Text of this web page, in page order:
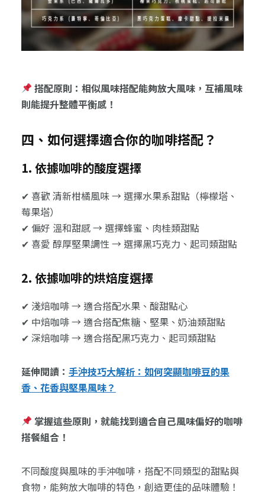
搭配原則：相似風味搭配能夠放大風味，互補風味
則能提升整體平衡感！
四、如何選擇適合你的咖啡搭配？
1. 依據咖啡的酸度選擇
✔ 喜歡 清新柑橘風味 → 選擇水果系甜點（檸檬塔、
莓果塔）
✔ 偏好 溫和甜感 → 選擇蜂蜜、肉桂類甜點
✔ 喜愛 醇厚堅果調性 → 選擇黑巧克力、起司類甜點
2. 依據咖啡的烘焙度選擇
✔ 淺焙咖啡 → 適合搭配水果、酸甜點心
✔ 中焙咖啡 → 適合搭配焦糖、堅果、奶油類甜點
✔ 深焙咖啡 → 適合搭配黑巧克力、起司類甜點
延伸閱讀： 手沖技巧大解析：如何突顯咖啡豆的果
香、花香與堅果風味？
掌握這些原則，就能找到適合自己風味偏好的咖啡
搭餐組合！
不同酸度與風味的手沖咖啡，搭配不同類型的甜點與
食物，能夠放大咖啡的特色，創造更佳的品味體驗！